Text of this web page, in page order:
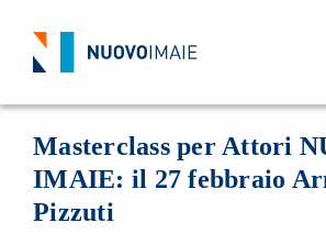
Masterclass per Attori
IMAIE: il 27 febbraio
Pizzuti